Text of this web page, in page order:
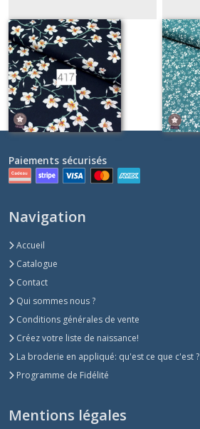
417
Sur demande
Paiements sécurisés
Navigation
Accueil
Catalogue
Contact
Qui sommes nous ?
Conditions générales de vente
Créez votre liste de naissance!
La broderie en appliqué: qu'est ce que c'est ?
Programme de Fidélité
Mentions légales